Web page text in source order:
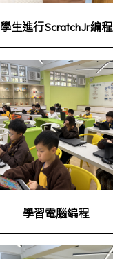
學生進行ScratchJr編程
學習電腦編程